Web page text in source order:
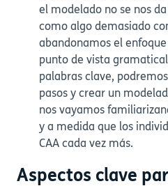
el modelado no se nos
como algo demasiado
abandonamos el
punto de vista
palabras clave,
pasos y crear un
nos vayamos
y a medida que los
CAA cada vez más.
Aspectos clave